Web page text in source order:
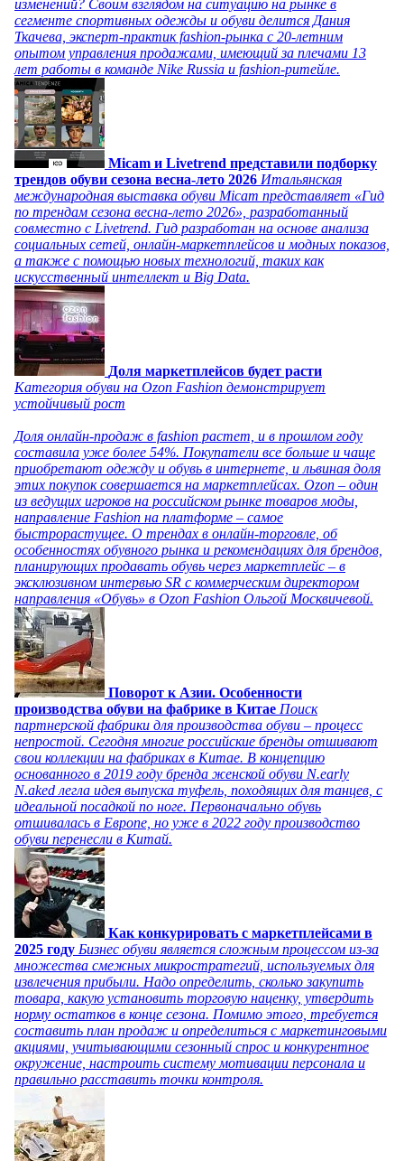
изменений? Своим взглядом на ситуацию на рынке в
сегменте спортивных одежды и обуви делится Дания
Ткачева, эксперт-практик fashion-рынка с 20-летним
опытом управления продажами, имеющий за плечами 13
лет работы в команде Nike Russia и fashion-ритейле.
Micam и Livetrend представили подборку
трендов обуви сезона весна-лето 2026 Итальянская
международная выставка обуви Micam представляет «Гид
по трендам сезона весна-лето 2026», разработанный
совместно с Livetrend. Гид разработан на основе анализа
социальных сетей, онлайн-маркетплейсов и модных показов,
а также с помощью новых технологий, таких как
искусственный интеллект и Big Data.
Доля маркетплейсов будет расти
Категория обуви на Ozon Fashion демонстрирует
устойчивый рост
Доля онлайн-продаж в fashion растет, и в прошлом году
составила уже более 54%. Покупатели все больше и чаще
приобретают одежду и обувь в интернете, и львиная доля
этих покупок совершается на маркетплейсах. Ozon – один
из ведущих игроков на российском рынке товаров моды,
направление Fashion на платформе – самое
быстрорастущее. О трендах в онлайн-торговле, об
особенностях обувного рынка и рекомендациях для брендов,
планирующих продавать обувь через маркетплейс – в
эксклюзивном интервью SR с коммерческим директором
направления «Обувь» в Ozon Fashion Ольгой Москвичевой.
Поворот к Азии. Особенности
производства обуви на фабрике в Китае Поиск
партнерской фабрики для производства обуви – процесс
непростой. Сегодня многие российские бренды отшивают
свои коллекции на фабриках в Китае. В концепцию
основанного в 2019 году бренда женской обуви N.early
N.aked легла идея выпуска туфель, походящих для танцев, с
идеальной посадкой по ноге. Первоначально обувь
отшивалась в Европе, но уже в 2022 году производство
обуви перенесли в Китай.
Как конкурировать с маркетплейсами в
2025 году Бизнес обуви является сложным процессом из-за
множества смежных микростратегий, используемых для
извлечения прибыли. Надо определить, сколько закупить
товара, какую установить торговую наценку, утвердить
норму остатков в конце сезона. Помимо этого, требуется
составить план продаж и определиться с маркетинговыми
акциями, учитывающими сезонный спрос и конкурентное
окружение, настроить систему мотивации персонала и
правильно расставить точки контроля.